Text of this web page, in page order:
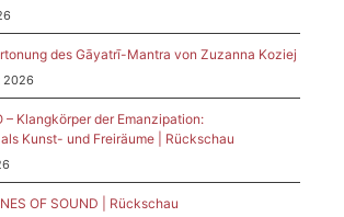
des Gāyatrī-Mantra von Zuzanna Koziej
2026
– Klangkörper der Emanzipation:
Kunst- und Freiräume | Rückschau
OF SOUND | Rückschau